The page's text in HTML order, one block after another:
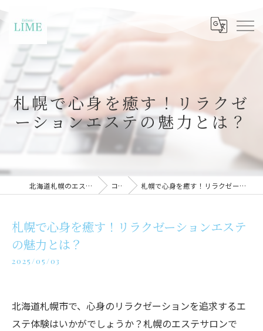
札幌で心身を癒す！リラクゼ
ーションエステの魅力とは？
北海道札幌のエステならLIME札幌 コラム 札幌で心身を癒す！リラクゼーションエステの魅力とは？
札幌で心身を癒す！リラクゼーションエステ
の魅力とは？
2025/05/03
北海道札幌市で、心身のリラクゼーションを追求するエ
ステ体験はいかがでしょうか？札幌のエステサロンで